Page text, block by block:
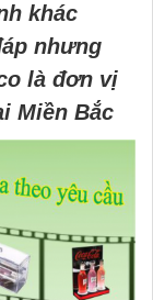
khác
nhưng
là đơn vị
Miền Bắc